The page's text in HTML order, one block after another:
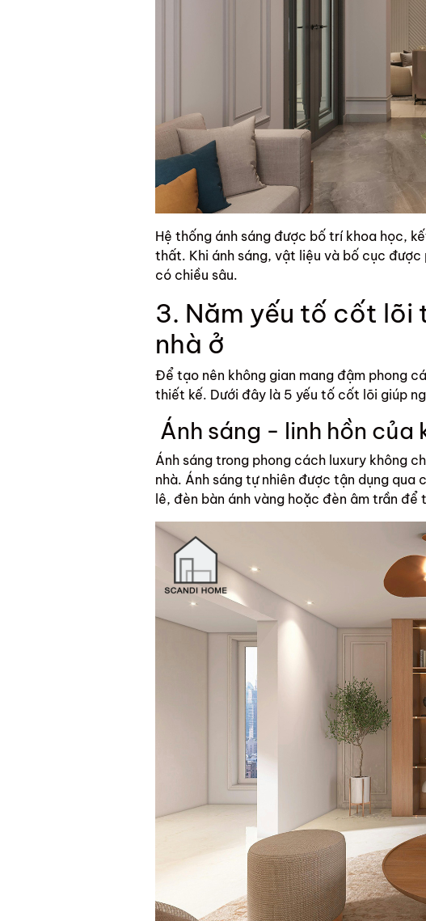
Hệ thống ánh sáng được bố trí khoa học,
thất. Khi ánh sáng, vật liệu và bố cục
có chiều sâu.
3. Năm yếu tố cốt
nhà ở
Để tạo nên không gian mang đậm phong
thiết kế. Dưới đây là 5 yếu tố cốt lõi giúp
Ánh sáng - linh hồn của
Ánh sáng trong phong cách luxury không
nhà. Ánh sáng tự nhiên được tận dụng
lê, đèn bàn ánh vàng hoặc đèn âm trần để